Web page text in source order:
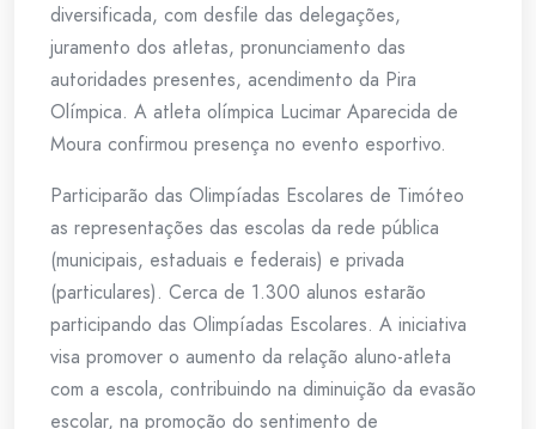
diversificada, com desfile das delegações,
juramento dos atletas, pronunciamento das
autoridades presentes, acendimento da Pira
Olímpica. A atleta olímpica Lucimar Aparecida de
Moura confirmou presença no evento esportivo.
Participarão das Olimpíadas Escolares de Timóteo
as representações das escolas da rede pública
(municipais, estaduais e federais) e privada
(particulares). Cerca de 1.300 alunos estarão
participando das Olimpíadas Escolares. A iniciativa
visa promover o aumento da relação aluno-atleta
com a escola, contribuindo na diminuição da evasão
escolar, na promoção do sentimento de